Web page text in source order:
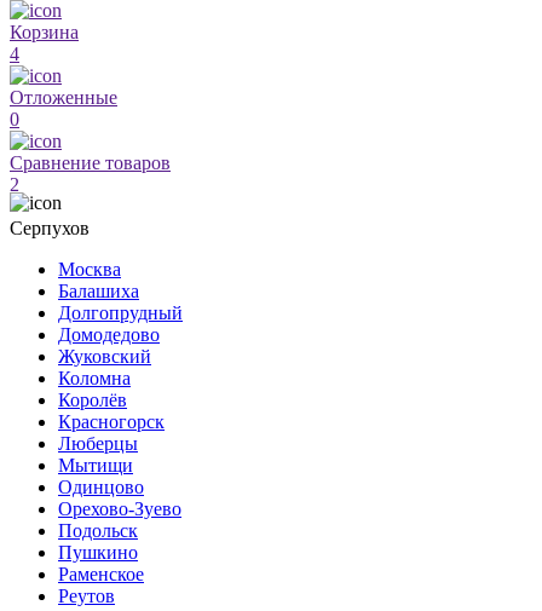
Корзина
4
Отложенные
0
Сравнение товаров
2
Серпухов
Москва
Балашиха
Долгопрудный
Домодедово
Жуковский
Коломна
Королёв
Красногорск
Люберцы
Мытищи
Одинцово
Орехово-Зуево
Подольск
Пушкино
Раменское
Реутов